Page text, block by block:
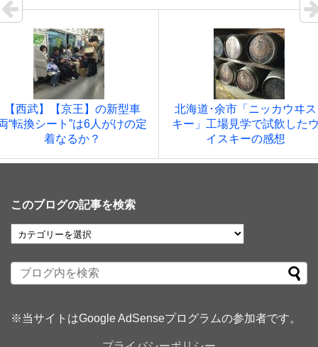
【西武】【京王】の新型車
“転換シート”は6人がけの定
着なるか？
北海道･余市「ニッカウヰス
キー」工場見学で試飲した
イスキーの感想
このブログの記事を検索
※当サイトはGoogle AdSenseプログラムの参加者です。